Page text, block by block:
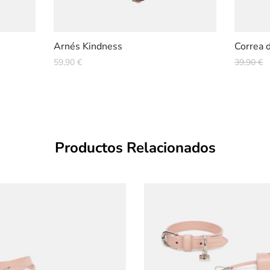
Arnés Kindness
59,90 €
Correa
39,90€
Productos Relacionados